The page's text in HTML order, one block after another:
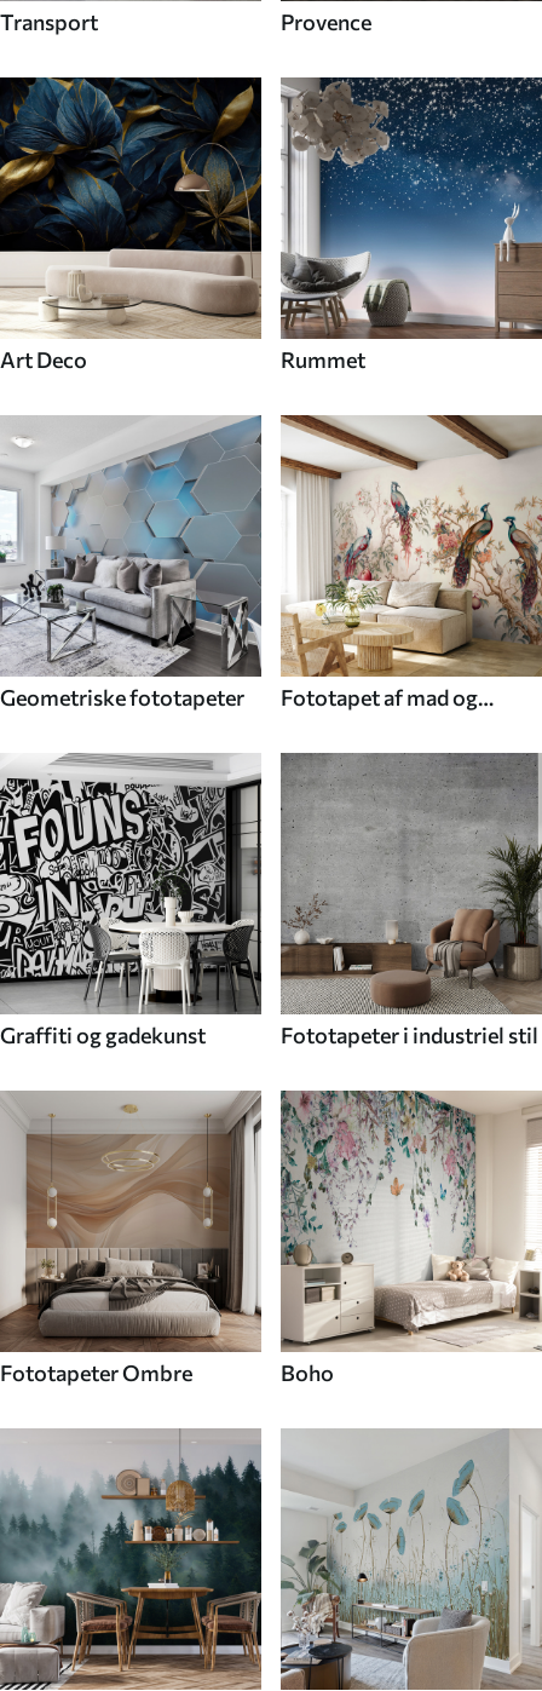
Transport Provence
Art Deco Rummet
Geometriske fototapeter
Fototapet af mad og
Graffiti og gadekunst Fototapeter i industriel stil
Fototapeter Ombre Boho